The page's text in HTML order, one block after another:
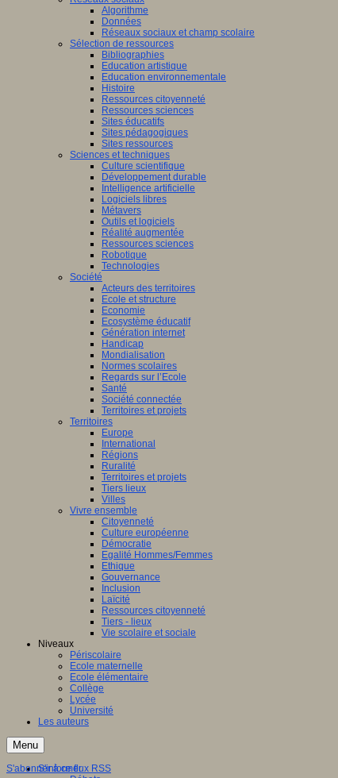
Algorithme
Données
Réseaux sociaux et champ scolaire
Sélection de ressources
Bibliographies
Education artistique
Education environnementale
Histoire
Ressources citoyenneté
Ressources sciences
Sites éducatifs
Sites pédagogiques
Sites ressources
Sciences et techniques
Culture scientifique
Développement durable
Intelligence artificielle
Logiciels libres
Métavers
Outils et logiciels
Réalité augmentée
Ressources sciences
Robotique
Technologies
Société
Acteurs des territoires
Ecole et structure
Economie
Ecosystème éducatif
Génération internet
Handicap
Mondialisation
Normes scolaires
Regards sur l’Ecole
Santé
Société connectée
Territoires et projets
Territoires
Europe
International
Régions
Ruralité
Territoires et projets
Tiers lieux
Villes
Vivre ensemble
Citoyenneté
Culture européenne
Démocratie
Egalité Hommes/Femmes
Ethique
Gouvernance
Inclusion
Laïcité
Ressources citoyenneté
Tiers - lieux
Vie scolaire et sociale
Niveaux
Périscolaire
Ecole maternelle
Ecole élémentaire
Collège
Lycée
Université
Les auteurs
Menu
S'informer
S'abonner à ce flux RSS